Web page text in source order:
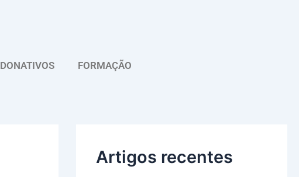
DONATIVOS FORMAÇÃO
Artigos recentes
u